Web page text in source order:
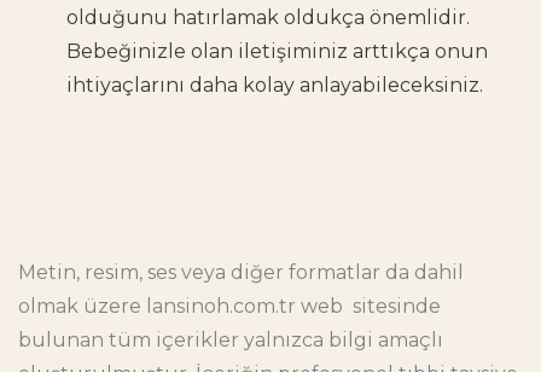
olduğunu hatırlamak oldukça önemlidir.
Bebeğinizle olan iletişiminiz arttıkça onun
ihtiyaçlarını daha kolay anlayabileceksiniz.
Metin, resim, ses veya diğer formatlar da dahil
olmak üzere lansinoh.com.tr web sitesinde
bulunan tüm içerikler yalnızca bilgi amaçlı